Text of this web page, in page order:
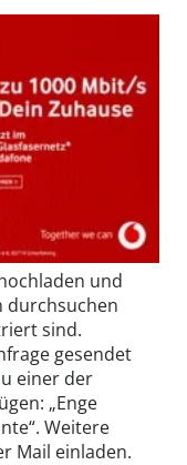
und
durchsuchen
sind.
gesendet
einer der
„Enge
Weitere
Mail einladen.